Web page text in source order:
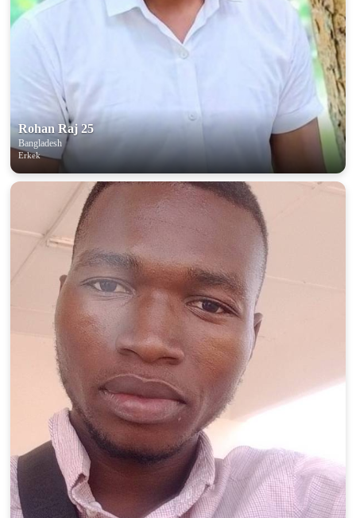
Rohan Raj 25
Bangladesh
Erkek